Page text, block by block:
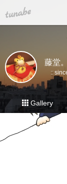
tuna.be
藤堂。
Gallery